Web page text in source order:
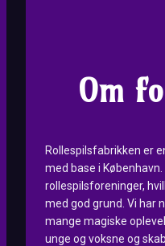
Om
Rollespilsfabrikken er
med base i
rollespilsforeninger,
med god grund. Vi har
mange magiske
unge og voksne og